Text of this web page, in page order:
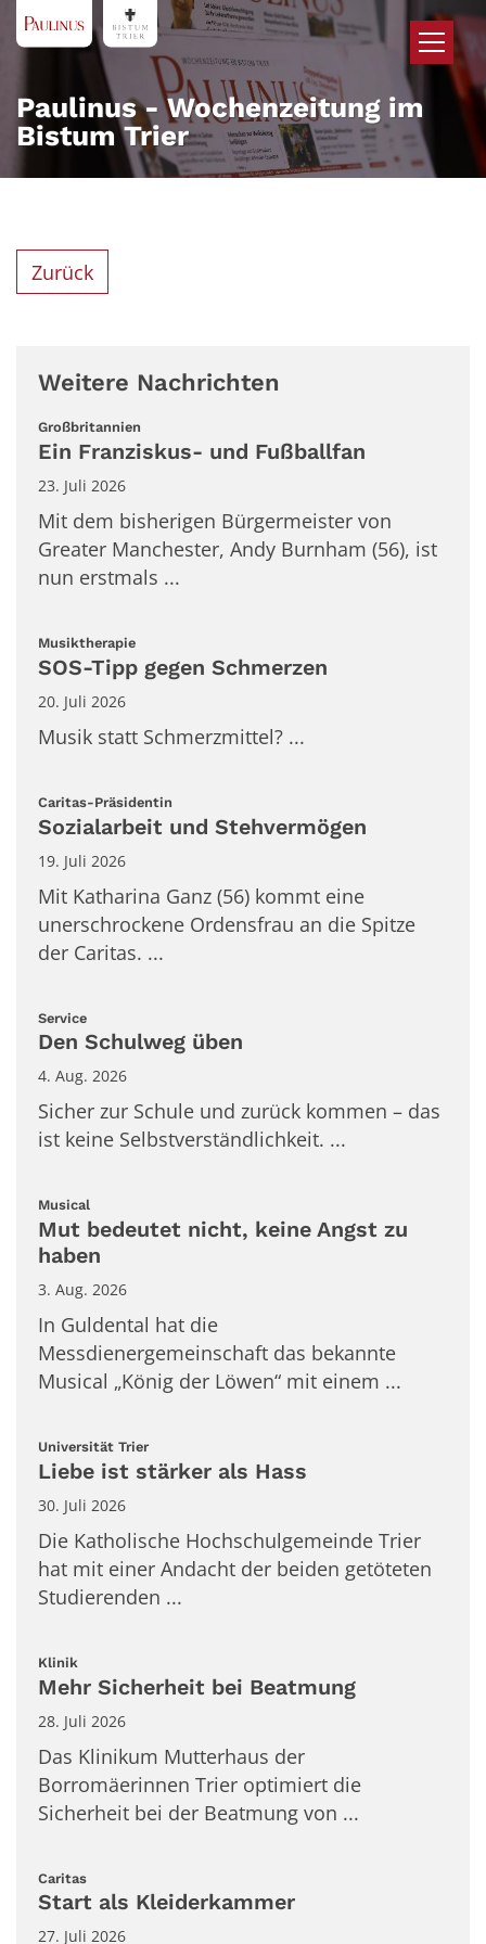
Zum Inhalt springen
Paulinus - Wochenzeitung im
Bistum Trier
Zurück
Weitere Nachrichten
Großbritannien
Ein Franziskus- und Fußballfan
23. Juli 2026
Mit dem bisherigen Bürgermeister von
Greater Manchester, Andy Burnham (56), ist
nun erstmals ...
Musiktherapie:
SOS-Tipp gegen Schmerzen
20. Juli 2026
Musik statt Schmerzmittel? ...
Caritas-Präsidentin
Sozialarbeit und Stehvermögen
19. Juli 2026
Mit Katharina Ganz (56) kommt eine
unerschrockene Ordensfrau an die Spitze
der Caritas. ...
Service:
Den Schulweg üben
4. Aug. 2026
Sicher zur Schule und zurück kommen – das
ist keine Selbstverständlichkeit. ...
Musical:
Mut bedeutet nicht, keine Angst zu
haben
3. Aug. 2026
In Guldental hat die
Messdienergemeinschaft das bekannte
Musical „König der Löwen“ mit einem ...
Universität Trier:
Liebe ist stärker als Hass
30. Juli 2026
Die Katholische Hochschulgemeinde Trier
hat mit einer Andacht der beiden getöteten
Studierenden ...
Klinik
Mehr Sicherheit bei Beatmung
28. Juli 2026
Das Klinikum Mutterhaus der
Borromäerinnen Trier optimiert die
Sicherheit bei der Beatmung von ...
Caritas:
Start als Kleiderkammer
27. Juli 2026